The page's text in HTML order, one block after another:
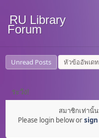
RU Library
Forum
Unread Posts หัวข้ออัพเดท
ระวัง!
สมาชิกเท่านั้
Please login below or